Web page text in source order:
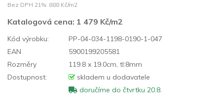
Bez DPH 21%: 888 Kč/m2
Katalogová cena: 1 479 Kč/m2
Kód výrobku:
PP-04-034-1198-0190-1-047
EAN
5900199205581
Rozměry
119.8 x 19.0cm, tl:8mm
Dostupnost:
skladem u dodavatele
doručíme do čtvrtku 20.8.